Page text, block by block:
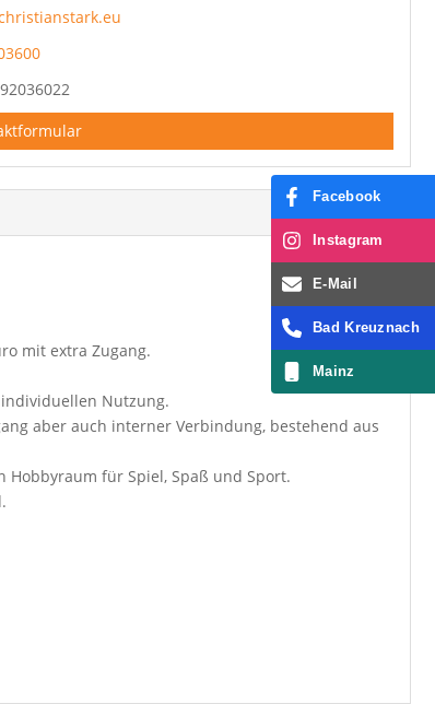
mit extra Zugang.
Nutzung.
aber auch interner Verbindung, bestehend aus
Hobbyraum für Spiel, Spaß und Sport.
Facebook
Instagram
E-Mail
Bad Kreuznach
Mainz